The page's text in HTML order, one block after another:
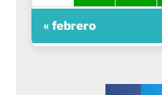
« febrero